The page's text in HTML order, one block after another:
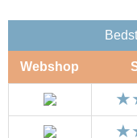
Webshop